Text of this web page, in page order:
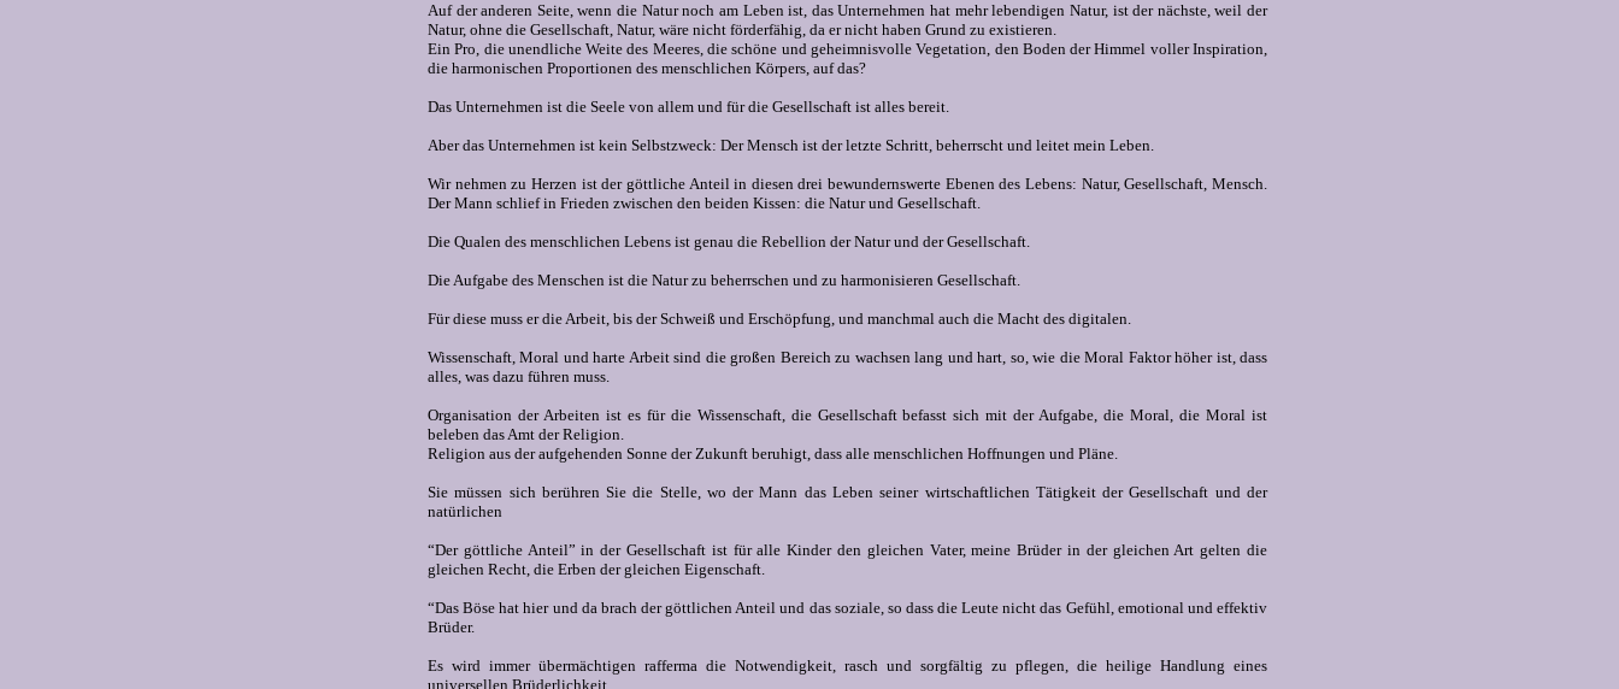
Auf der anderen Seite, wenn die Natur noch am Leben ist, das Unternehmen hat mehr lebendigen Natur, ist der nächste, weil der
Natur, ohne die Gesellschaft, Natur, wäre nicht förderfähig, da er nicht haben Grund zu existieren.
Ein Pro, die unendliche Weite des Meeres, die schöne und geheimnisvolle Vegetation, den Boden der Himmel voller Inspiration,
die harmonischen Proportionen des menschlichen Körpers, auf das?
Das Unternehmen ist die Seele von allem und für die Gesellschaft ist alles bereit.
Aber das Unternehmen ist kein Selbstzweck: Der Mensch ist der letzte Schritt, beherrscht und leitet mein Leben.
Wir nehmen zu Herzen ist der göttliche Anteil in diesen drei bewundernswerte Ebenen des Lebens: Natur, Gesellschaft, Mensch.
Der Mann schlief in Frieden zwischen den beiden Kissen: die Natur und Gesellschaft.
Die Qualen des menschlichen Lebens ist genau die Rebellion der Natur und der Gesellschaft.
Die Aufgabe des Menschen ist die Natur zu beherrschen und zu harmonisieren Gesellschaft.
Für diese muss er die Arbeit, bis der Schweiß und Erschöpfung, und manchmal auch die Macht des digitalen.
Wissenschaft, Moral und harte Arbeit sind die großen Bereich zu wachsen lang und hart, so, wie die Moral Faktor höher ist, dass
alles, was dazu führen muss.
Organisation der Arbeiten ist es für die Wissenschaft, die Gesellschaft befasst sich mit der Aufgabe, die Moral, die Moral ist
beleben das Amt der Religion.
Religion aus der aufgehenden Sonne der Zukunft beruhigt, dass alle menschlichen Hoffnungen und Pläne.
Sie müssen sich berühren Sie die Stelle, wo der Mann das Leben seiner wirtschaftlichen Tätigkeit der Gesellschaft und der
natürlichen
“Der göttliche Anteil” in der Gesellschaft ist für alle Kinder den gleichen Vater, meine Brüder in der gleichen Art gelten die
gleichen Recht, die Erben der gleichen Eigenschaft.
“Das Böse hat hier und da brach der göttlichen Anteil und das soziale, so dass die Leute nicht das Gefühl, emotional und effektiv
Brüder.
Es wird immer übermächtigen rafferma die Notwendigkeit, rasch und sorgfältig zu pflegen, die heilige Handlung eines
universellen Brüderlichkeit.